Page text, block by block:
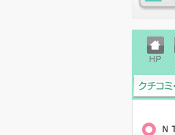
ホーム
ページ
Ｎ